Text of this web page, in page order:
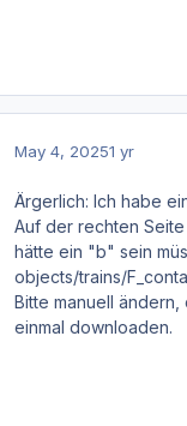
May 4, 20251 yr
Ärgerlich: Ich habe
Auf der rechten
hätte ein "b" sein
objects/trains/
Bitte manuell
einmal downloaden.